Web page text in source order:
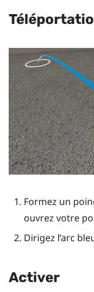
Formez un
ouvrez votre
Dirigez l’arc
Activer